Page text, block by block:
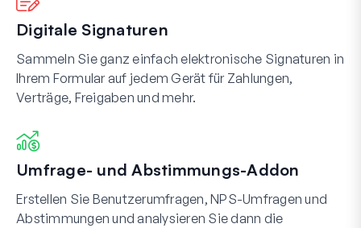
Digitale Signaturen
Sammeln Sie ganz einfach elektronische Signaturen in
Ihrem Formular auf jedem Gerät für Zahlungen,
Verträge, Freigaben und mehr.
Umfrage- und Abstimmungs-Addon
Erstellen Sie Benutzerumfragen, NPS-Umfragen und
Abstimmungen und analysieren Sie dann die